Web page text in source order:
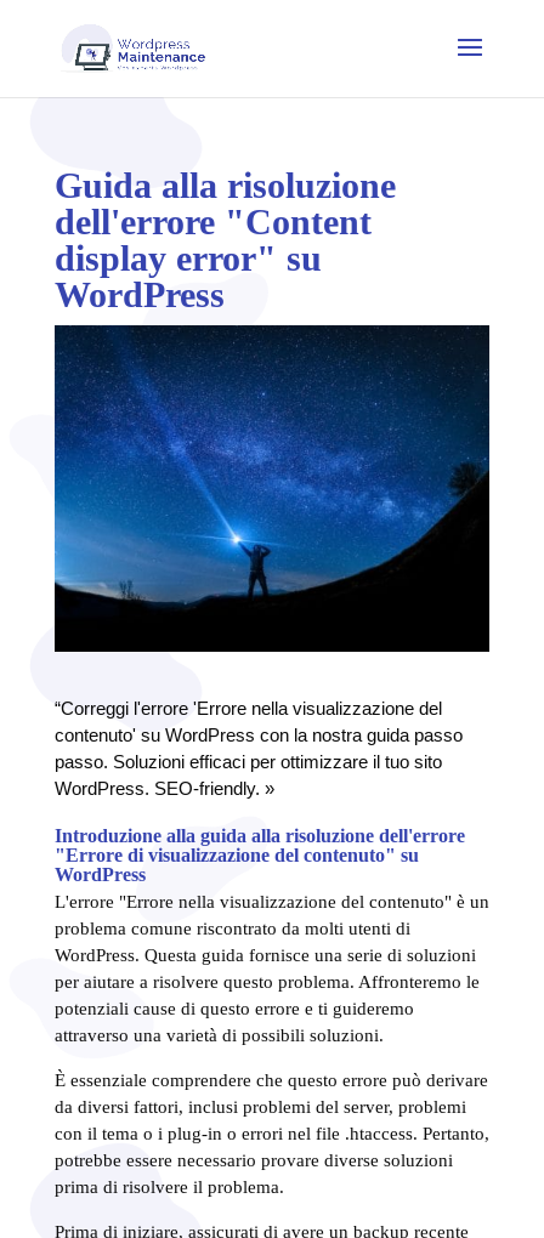
Guida alla risoluzione
dell'errore "Content
display error" su
WordPress
“Correggi l'errore 'Errore nella visualizzazione del
contenuto' su WordPress con la nostra guida passo
passo. Soluzioni efficaci per ottimizzare il tuo sito
WordPress. SEO-friendly. »
Introduzione alla guida alla risoluzione dell'errore
"Errore di visualizzazione del contenuto" su
WordPress
L'errore "Errore nella visualizzazione del contenuto" è un
problema comune riscontrato da molti utenti di
WordPress. Questa guida fornisce una serie di soluzioni
per aiutare a risolvere questo problema. Affronteremo le
potenziali cause di questo errore e ti guideremo
attraverso una varietà di possibili soluzioni.
È essenziale comprendere che questo errore può derivare
da diversi fattori, inclusi problemi del server, problemi
con il tema o i plug-in o errori nel file .htaccess. Pertanto,
potrebbe essere necessario provare diverse soluzioni
prima di risolvere il problema.
Prima di iniziare, assicurati di avere un backup recente